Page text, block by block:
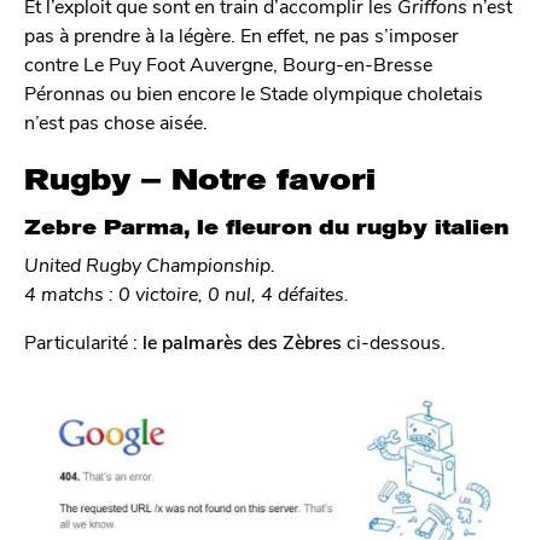
pas à prendre à la légère. En effet, ne pas s’imposer
contre Le Puy Foot Auvergne, Bourg-en-Bresse
Péronnas ou bien encore le Stade olympique choletais
n’est pas chose aisée.
Rugby – Notre favori
Zebre Parma, le fleuron du rugby italien
United Rugby Championship.
4 matchs : 0 victoire, 0 nul, 4 défaites.
Particularité : le palmarès des Zèbres ci-dessous.